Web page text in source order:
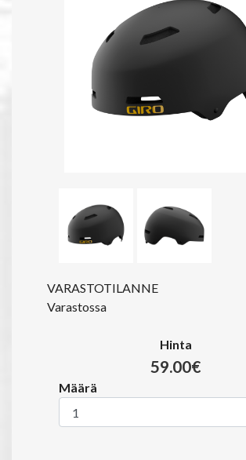
VARASTOTILANNE
Varastossa
Hinta
59.00€
Määrä